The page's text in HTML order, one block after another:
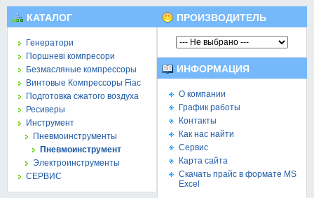
КАТАЛОГ
Генератори
Поршневі компресори
Безмасляные компрессоры
Винтовые Компрессоры Fiac
Подготовка сжатого воздуха
Ресиверы
Инструмент
Пневмоинструменты
Пневмоинструмент
Электроинструменты
СЕРВИС
ПРОИЗВОДИТЕЛЬ
ИНФОРМАЦИЯ
О компании
График работы
Контакты
Как нас найти
Сервис
Карта сайта
Скачать прайс в формате MS
Excel